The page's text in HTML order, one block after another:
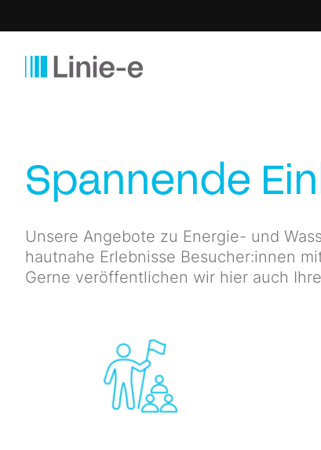
Spannende
Unsere Angebote zu Energie- und
hautnahe Erlebnisse Besucher:innen
Gerne veröffentlichen wir hier auch